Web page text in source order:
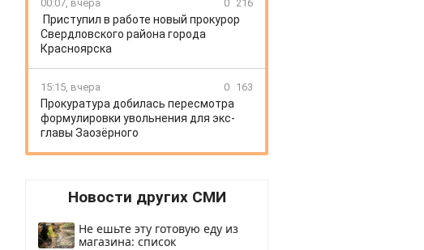
00:07, вчера 0 216
Приступил в работе новый прокурор
Свердловского района города
Красноярска
15:15, вчера 0 163
Прокуратура добилась пересмотра
формулировки увольнения для экс-
главы Заозёрного
Новости других СМИ
Не ешьте эту готовую еду из
магазина: список